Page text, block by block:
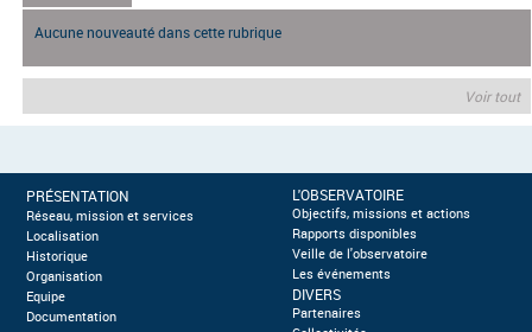
Aucune nouveauté dans cette rubrique
Voir tout
PRÉSENTATION
Réseau, mission et services
Localisation
Historique
Organisation
Equipe
Documentation
L'OBSERVATOIRE
Objectifs, missions et actions
Rapports disponibles
Veille de l'observatoire
Les événements
DIVERS
Partenaires